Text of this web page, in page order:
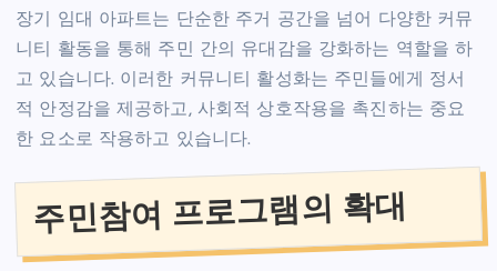
장기 임대 아파트는 단순한 주거 공간을 넘어 다양한 커뮤
니티 활동을 통해 주민 간의 유대감을 강화하는 역할을 하
고 있습니다. 이러한 커뮤니티 활성화는 주민들에게 정서
적 안정감을 제공하고, 사회적 상호작용을 촉진하는 중요
한 요소로 작용하고 있습니다.
주민참여 프로그램의 확대